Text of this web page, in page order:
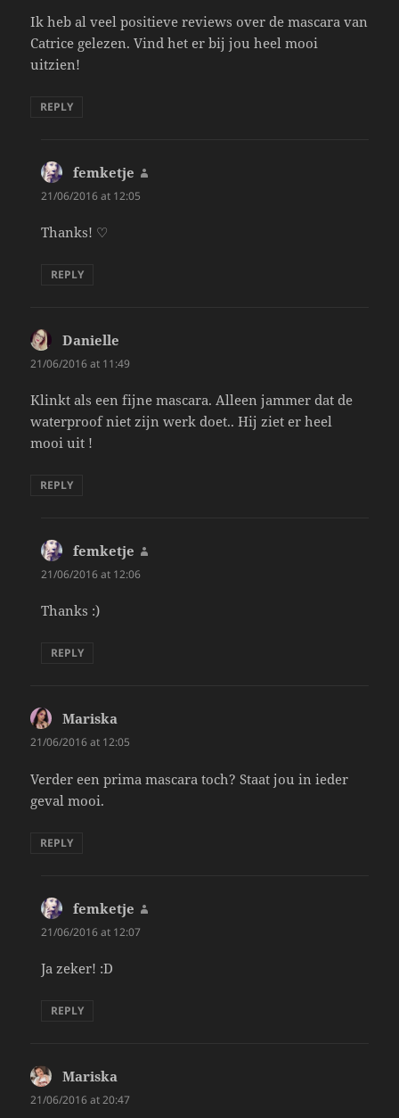
Ik heb al veel positieve reviews over de mascara van
Catrice gelezen. Vind het er bij jou heel mooi
uitzien!
REPLY
femketje
21/06/2016 at 12:05
Thanks! ♡
REPLY
Danielle
21/06/2016 at 11:49
Klinkt als een fijne mascara. Alleen jammer dat de
waterproof niet zijn werk doet.. Hij ziet er heel
mooi uit !
REPLY
femketje
21/06/2016 at 12:06
Thanks :)
REPLY
Mariska
21/06/2016 at 12:05
Verder een prima mascara toch? Staat jou in ieder
geval mooi.
REPLY
femketje
21/06/2016 at 12:07
Ja zeker! :D
REPLY
Mariska
21/06/2016 at 20:47